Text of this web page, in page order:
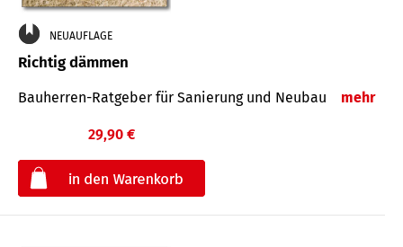
NEUAUFLAGE
Richtig dämmen
Bauherren-Ratgeber für Sanierung und Neubau mehr
29,90 €